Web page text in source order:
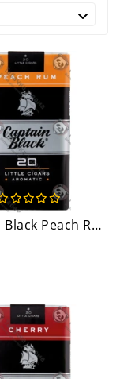
Captain Black Peach Rum